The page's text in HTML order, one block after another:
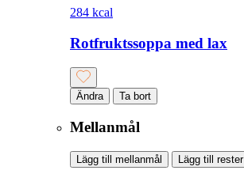
284 kcal
Rotfruktssoppa med lax
Ändra Ta bort
Mellanmål
Lägg till mellanmål Lägg till rester